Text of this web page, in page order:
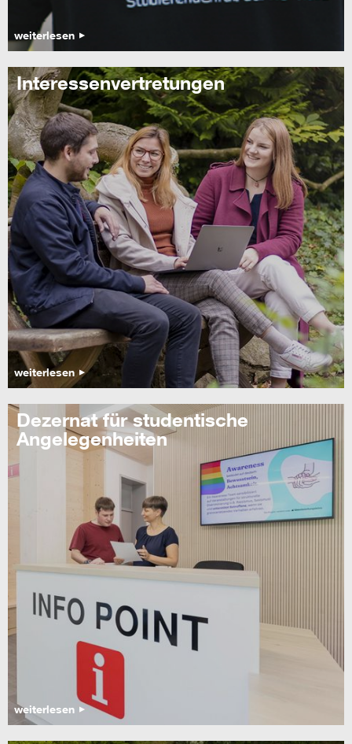
weiterlesen
Interessenvertretungen
weiterlesen
Dezernat für studentische
Angelegenheiten
weiterlesen